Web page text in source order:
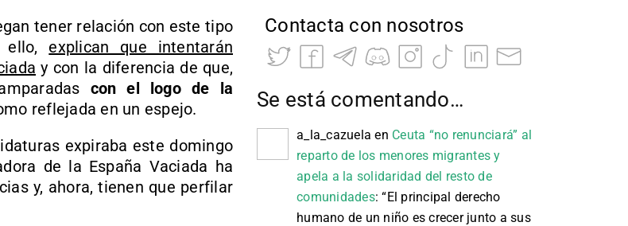
tener relación con este tipo
ello, explican que intentarán
y con la diferencia de que,
con el logo de la
reflejada en un espejo.
expiraba este domingo
de la España Vaciada ha
y, ahora, tienen que perfilar
Contacta con nosotros
Se está comentando…
a_la_cazuela en Ceuta “no renunciará” al
reparto de los menores migrantes y
apela a la solidaridad del resto de
comunidades: “El principal derecho
humano de un niño es crecer junto a sus